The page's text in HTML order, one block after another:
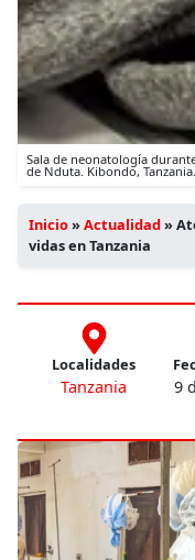
Sala de neonatología
de Nduta. Kibondo,
Inicio»Actualidad»
vidas en Tanzania
Localidades
Tanzania
9